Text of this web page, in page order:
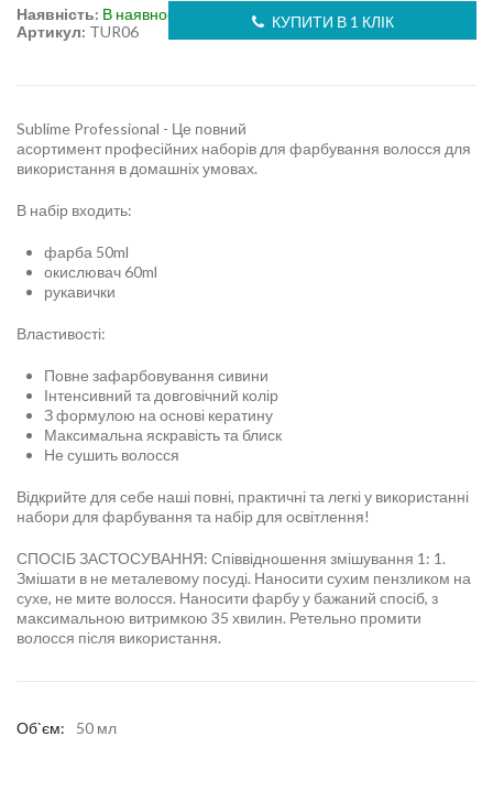
КУПИТИ В 1 КЛІК
Артикул: TUR06
Наявність: В наявності
Sublime Professional - Це повний
асортимент професійних наборів для фарбування волосся для
використання в домашніх умовах.
В набір входить:
фарба 50ml
окислювач 60ml
рукавички
Властивості:
Повне зафарбовування сивини
Інтенсивний та довговічний колір
З формулою на основі кератину
Максимальна яскравість та блиск
Не сушить волосся
Відкрийте для себе наші повні, практичні та легкі у використанні
набори для фарбування та набір для освітлення!
СПОСІБ ЗАСТОСУВАННЯ: Співвідношення змішування 1: 1.
Змішати в не металевому посуді. Наносити сухим пензликом на
сухе, не мите волосся. Наносити фарбу у бажаний спосіб, з
максимальною витримкою 35 хвилин. Ретельно промити
волосся після використання.
Об`єм: 50 мл